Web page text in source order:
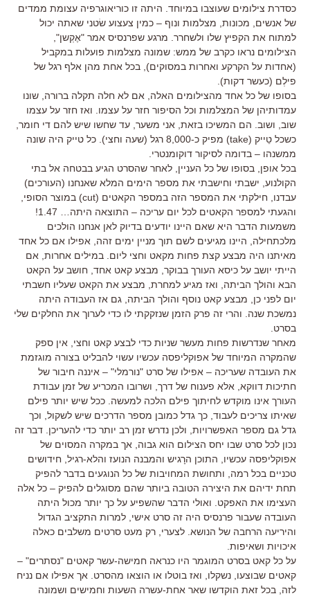
כסדרת צילומים שעוצבו במיוחד. היתה זו כוריאוגרפיה עצומת ממדים
של אנשים, מכונות, מצלמות ונוף – כמין צעצוע שׂטני שאתה יכול
למתוח את הקפיץ שלו ולשחרר. מרגע שפרנסיס אמר "אֶקְשן",
הצילומים נראו כקרב של ממש: שמונה מצלמות פועלות במקביל
(אחדות על הקרקע ואחרות במסוקים), בכל אחת מהן אלף רגל של
פילְם (כעשר דקות).
בסופו של כל אחד מהצילומים האלה, אם לא חלה תקלה ברורה, שונו
עמדותיהן של המצלמות וכל הסיפור חזר על עצמו. ואז חזר על עצמו
שוב, ושוב. הם המשיכו בזאת, אני משער, עד שחשו שיש להם די חומר,
כשכל טֵייק (take) מפיק כ-8,000 רגל (שעה וחצי). כל טייק היה שונה
ממשנהו – בדומה לסיקור דוקומנטרי.
בכל אופן, בסופו של כל העניין, לאחר שהסרט הגיע בבטחה אל בתי
הקולנוע, ישבתי וחישבתי את מספר הימים המלא שאנחנו (העורכים)
עבדנו, חילקתי את המספר הזה במספר הקאטים (cut) במוצר הסופי,
והגעתי למספר הקאטים לכל יום עריכה – התוצאה היתה… 1.47!
משמעות הדבר היא שאם היינו יודעים בדיוק לאן אנחנו הולכים
מלכתחילה, היינו מגיעים לשם תוך מניין ימים זהה, אפילו אם כל אחד
מאיתנו היה מבצע קצת פחות מקאט וחצי ליום. במילים אחרות, אם
הייתי יושב על כיסא העורך בבוקר, מבצע קאט אחד, חושב על הקאט
הבא והולך הביתה, ואז מגיע למחרת, מבצע את הקאט שעליו חשבתי
יום לפני כן, מבצע קאט נוסף והולך הביתה, גם אז העבודה היתה
נמשכת שנה. והרי זה פרק הזמן שנזקקתי לו כדי לערוך את החלקים שלי
בסרט.
מאחר שנדרשות פחות מעשר שניות כדי לבצע קאט וחצי, אין ספק
שהמקרה המיוחד של אפוקליפסה עכשיו עשוי להבליט בצורה מוגזמת
את העובדה שעריכה – אפילו של סרט "נורמלי" – איננה חיבור של
חתיכות דווקא, אלא פענוח של דרך, ושרובו המכריע של זמן עבודת
העורך אינו מוקדש לחיתוך פילם הלכה למעשה. ככל שיש יותר פילם
שאיתו צריכים לעבוד, כך גדל כמובן מספר הדרכים שיש לשקול, וכך
גדל גם מספר האפשרויות, ולכן נדרש זמן רב יותר כדי להעריכן. דבר זה
נכון לכל סרט שבו יחס הצילום הוא גבוה, אך במקרה המסוים של
אפוקליפסה עכשיו, התוכן הרָגיש והמבנה הנועז והלא-רגיל, חידושים
טכניים בכל רמה, ותחושת המחויבות של כל הנוגעים בדבר להפיק
תחת ידיהם את היצירה הטובה ביותר שהם מסוגלים להפיק – כל אלה
העצימו את האפקט. ואולי הדבר שהשפיע על כך יותר מכול היתה
העובדה שעבור פרנסיס היה זה סרט אישי, למרות התקציב הגדול
והיריעה הרחבה של הנושא. לצערי, רק מעט סרטים משלבים כאלה
איכויות ושאיפות.
על כל קאט בסרט המוגמר היו כנראה חמישה-עשר קאטים "נסתרים" –
קאטים שבוצעו, נשקלו, ואז בוטלו או הוצאו מהסרט. אך אפילו אם נניח
לזה, בכל זאת הוקדשו שאר אחת-עשרה השעות וחמישים ושמונה